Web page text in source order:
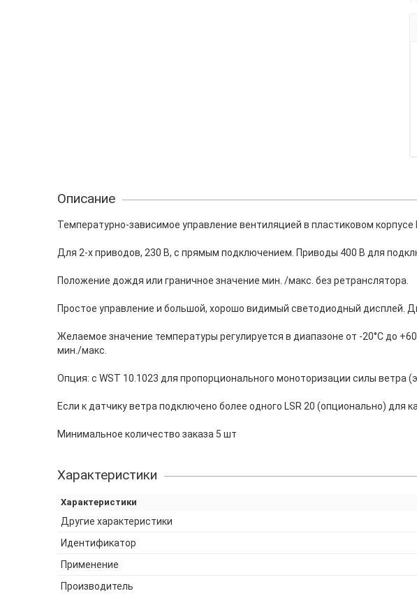
Описание
Температурно-зависимое управление вентиляцией в пластиковом
Для 2-х приводов, 230 В, с прямым подключением. Приводы 400 В для
Положение дождя или граничное значение мин. /макс. без ретранслятора.
Простое управление и большой, хорошо видимый светодиодный дисплей.
Желаемое значение температуры регулируется в диапазоне от -20°С до
мин./макс.
Опция: с WST 10.1023 для пропорционального моноторизации силы ветра
Если к датчику ветра подключено более одного LSR 20 (опционально) для
Минимальное количество заказа 5 шт
Характеристики
Характеристики
Другие характеристики
Идентификатор
Применение
Производитель